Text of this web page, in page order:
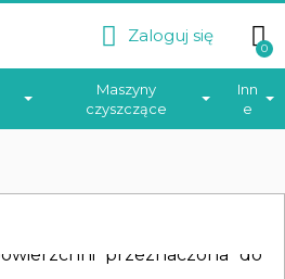
Zaloguj się
Maszyny
czyszczące
Inn
e